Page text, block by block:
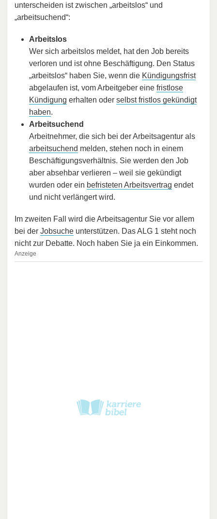
unterscheiden ist zwischen „arbeitslos“ und
„arbeitsuchend“:
Arbeitslos
Wer sich arbeitslos meldet, hat den Job bereits
verloren und ist ohne Beschäftigung. Den Status
„arbeitslos“ haben Sie, wenn die Kündigungsfrist
abgelaufen ist, vom Arbeitgeber eine fristlose
Kündigung erhalten oder selbst fristlos gekündigt
haben.
Arbeitsuchend
Arbeitnehmer, die sich bei der Arbeitsagentur als
arbeitsuchend melden, stehen noch in einem
Beschäftigungsverhältnis. Sie werden den Job
aber absehbar verlieren – weil sie gekündigt
wurden oder ein befristeten Arbeitsvertrag endet
und nicht verlängert wird.
Im zweiten Fall wird die Arbeitsagentur Sie vor allem
bei der Jobsuche unterstützen. Das ALG 1 steht noch
nicht zur Debatte. Noch haben Sie ja ein Einkommen.
Anzeige